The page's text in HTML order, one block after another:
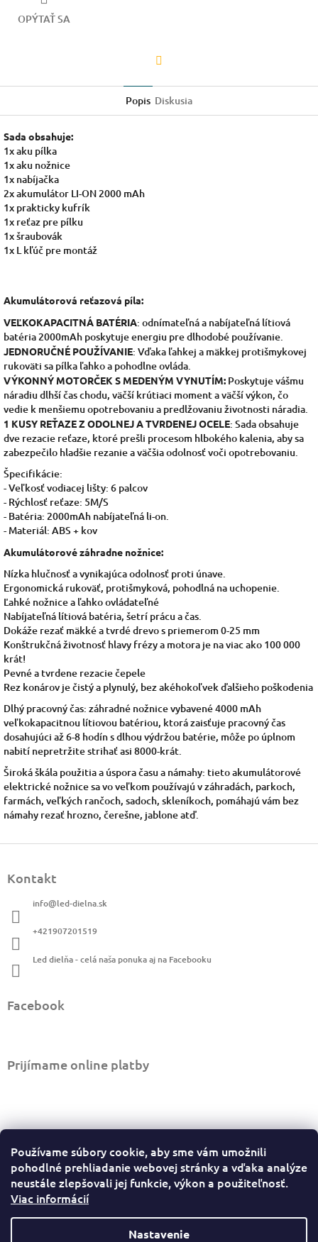
Používame súbory cookie, aby sme vám umožnili
pohodlné prehliadanie webovej stránky a vďaka analýze
neustále zlepšovali jej funkcie, výkon a použiteľnosť.
Viac informácií
Nastavenie
OPÝTAŤ SA
Popis Diskusia
Sada obsahuje:
1x aku pílka
1x aku nožnice
1x nabíjačka
2x akumulátor LI-ON 2000 mAh
1x prakticky kufrík
1x reťaz pre pílku
1x šraubovák
1x L kľúč pre montáž
Akumulátorová reťazová píla:
VEĽKOKAPACITNÁ BATÉRIA: odnímateľná a nabíjateľná lítiová
batéria 2000mAh poskytuje energiu pre dlhodobé používanie.
JEDNORUČNÉ POUŽÍVANIE: Vďaka ľahkej a mäkkej protišmykovej
rukoväti sa pílka ľahko a pohodlne ovláda.
VÝKONNÝ MOTORČEK S MEDENÝM VYNUTÍM: Poskytuje vášmu
náradiu dlhší čas chodu, väčší krútiaci moment a väčší výkon, čo
vedie k menšiemu opotrebovaniu a predlžovaniu životnosti náradia.
1 KUSY REŤAZE Z ODOLNEJ A TVRDENEJ OCELE: Sada obsahuje
dve rezacie reťaze, ktoré prešli procesom hlbokého kalenia, aby sa
zabezpečilo hladšie rezanie a väčšia odolnosť voči opotrebovaniu.
Špecifikácie:
- Veľkosť vodiacej lišty: 6 palcov
- Rýchlosť reťaze: 5M/S
- Batéria: 2000mAh nabíjateľná li-on.
- Materiál: ABS + kov
Akumulátorové záhradne nožnice:
Nízka hlučnosť a vynikajúca odolnosť proti únave.
Ergonomická rukoväť, protišmyková, pohodlná na uchopenie.
Ľahké nožnice a ľahko ovládateľné
Nabíjateľná lítiová batéria, šetrí prácu a čas.
Dokáže rezať mäkké a tvrdé drevo s priemerom 0-25 mm
Konštrukčná životnosť hlavy frézy a motora je na viac ako 100 000
krát!
Pevné a tvrdene rezacie čepele
Rez konárov je čistý a plynulý, bez akéhokoľvek ďalšieho poškodenia
Dlhý pracovný čas: záhradné nožnice vybavené 4000 mAh
veľkokapacitnou lítiovou batériou, ktorá zaisťuje pracovný čas
dosahujúci až 6-8 hodín s dlhou výdržou batérie, môže po úplnom
nabití nepretržite strihať asi 8000-krát.
Široká škála použitia a úspora času a námahy: tieto akumulátorové
elektrické nožnice sa vo veľkom používajú v záhradách, parkoch,
farmách, veľkých rančoch, sadoch, skleníkoch, pomáhajú vám bez
námahy rezať hrozno, čerešne, jablone atď.
Kontakt
info@led-dielna.sk
+421907201519
Led dielňa - celá naša ponuka aj na Facebooku
Facebook
Prijímame online platby
Informácie pre vás
Ako nakupovať
Obchodné podmienky
Podmienky ochrany osobných údajov